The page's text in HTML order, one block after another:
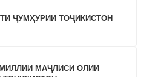
ҶУМҲУРИИ ТОҶИКИСТОН
МАҶЛИСИ ОЛИИ